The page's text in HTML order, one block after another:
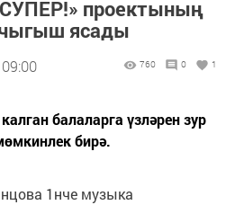
проектының
ясады
760 0 1
балаларга үзләрен зур
бирә.
1нче музыка